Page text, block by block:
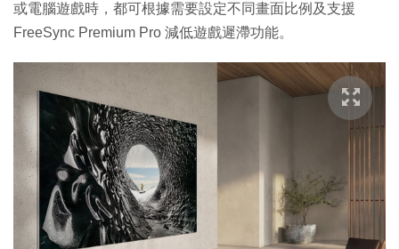
或電腦遊戲時，都可根據需要設定不同畫面比例及支援
FreeSync Premium Pro 減低遊戲遲滯功能。